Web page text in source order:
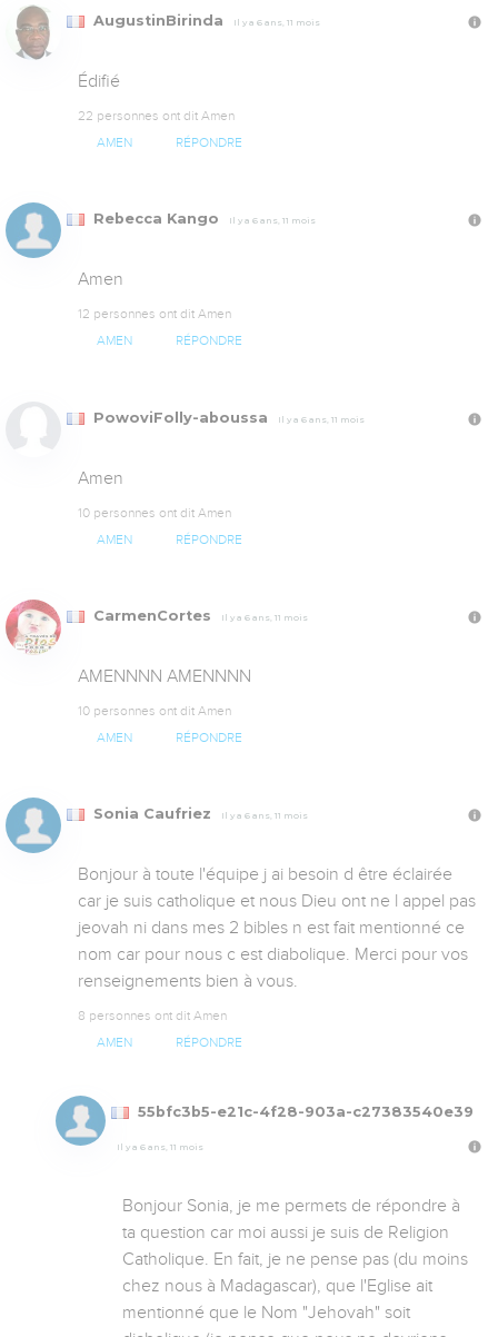
AugustinBirinda Il y a 6 ans, 11 mois
Édifié
22 personnes ont dit Amen
AMEN RÉPONDRE
Rebecca Kango Il y a 6 ans, 11 mois
Amen
12 personnes ont dit Amen
AMEN RÉPONDRE
PowoviFolly-aboussa Il y a 6 ans, 11 mois
Amen
10 personnes ont dit Amen
AMEN RÉPONDRE
CarmenCortes Il y a 6 ans, 11 mois
AMENNNN AMENNNN
10 personnes ont dit Amen
AMEN RÉPONDRE
Sonia Caufriez Il y a 6 ans, 11 mois
Bonjour à toute l'équipe j ai besoin d être éclairée
car je suis catholique et nous Dieu ont ne l appel pas
jeovah ni dans mes 2 bibles n est fait mentionné ce
nom car pour nous c est diabolique. Merci pour vos
renseignements bien à vous.
8 personnes ont dit Amen
AMEN RÉPONDRE
55bfc3b5-e21c-4f28-903a-c27383540e39
Il y a 6 ans, 11 mois
Bonjour Sonia, je me permets de répondre à
ta question car moi aussi je suis de Religion
Catholique. En fait, je ne pense pas (du moins
chez nous à Madagascar), que l'Eglise ait
mentionné que le Nom "Jehovah" soit